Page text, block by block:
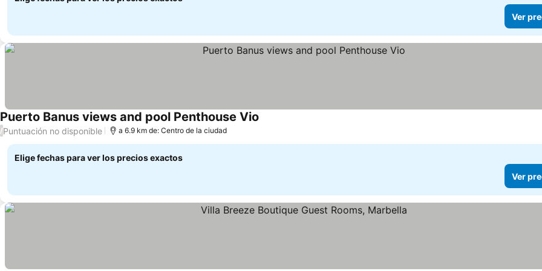
Ver
Puerto Banus views and pool Penthouse Vio
/Puntuación no disponible a 6.9 km de: Centro de la ciudad
Elige fechas para ver los precios exactos
Ver